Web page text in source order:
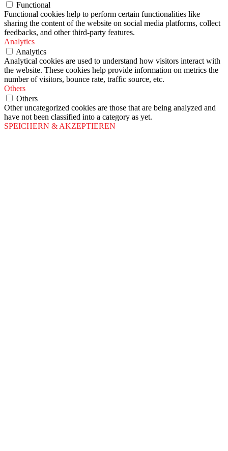
Functional
Functional cookies help to perform certain functionalities like
sharing the content of the website on social media platforms, collect
feedbacks, and other third-party features.
Analytics
Analytics
Analytical cookies are used to understand how visitors interact with
the website. These cookies help provide information on metrics the
number of visitors, bounce rate, traffic source, etc.
Others
Others
Other uncategorized cookies are those that are being analyzed and
have not been classified into a category as yet.
SPEICHERN & AKZEPTIEREN